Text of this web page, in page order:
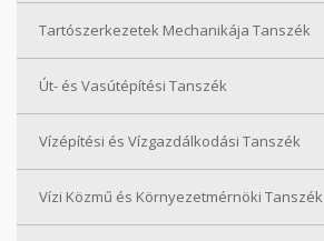
Tartószerkezetek Mechanikája Tanszék
Út- és Vasútépítési Tanszék
Vízépítési és Vízgazdálkodási Tanszék
Vízi Közmű és Környezetmérnöki Tanszék